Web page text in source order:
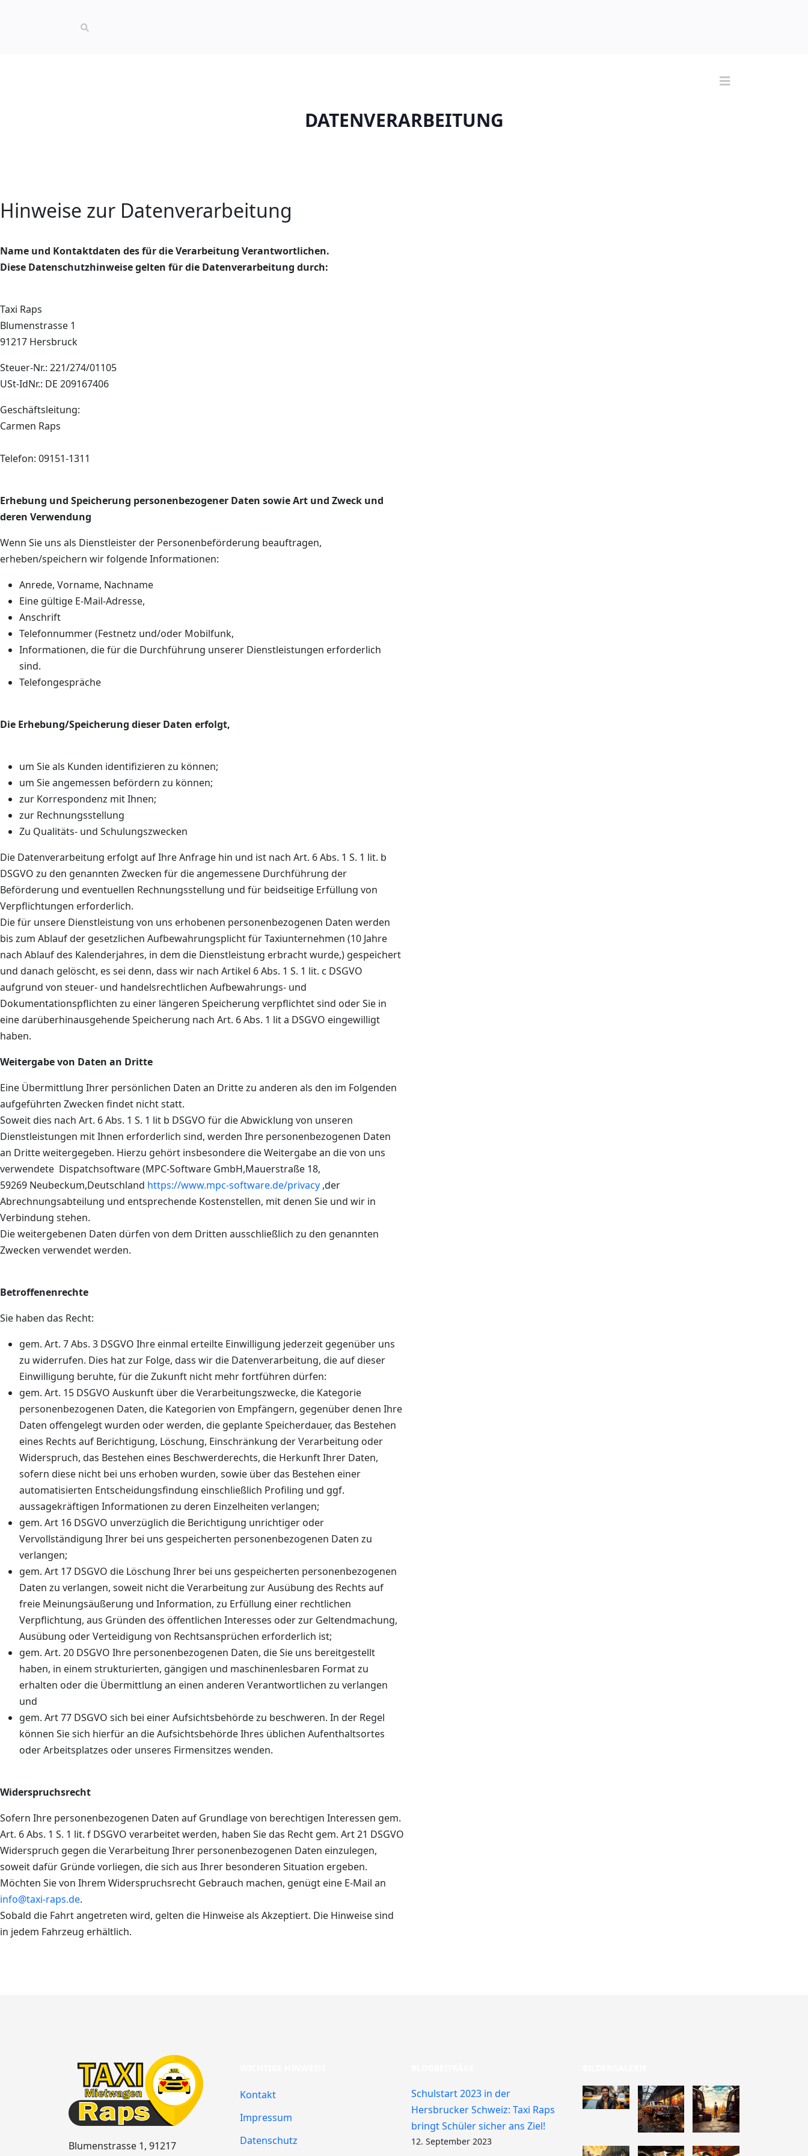
DATENVERARBEITUNG
Hinweise zur Datenverarbeitung
Name und Kontaktdaten des für die Verarbeitung Verantwortlichen.
Diese Datenschutzhinweise gelten für die Datenverarbeitung durch:
Taxi Raps
Blumenstrasse 1
91217 Hersbruck
Steuer-Nr.: 221/274/01105
USt-IdNr.: DE 209167406
Geschäftsleitung:
Carmen Raps
Telefon: 09151-1311
Erhebung und Speicherung personenbezogener Daten sowie Art und Zweck und
deren Verwendung
Wenn Sie uns als Dienstleister der Personenbeförderung beauftragen,
erheben/speichern wir folgende Informationen:
Anrede, Vorname, Nachname
Eine gültige E-Mail-Adresse,
Anschrift
Telefonnummer (Festnetz und/oder Mobilfunk,
Informationen, die für die Durchführung unserer Dienstleistungen erforderlich
sind.
Telefongespräche
Die Erhebung/Speicherung dieser Daten erfolgt,
um Sie als Kunden identifizieren zu können;
um Sie angemessen befördern zu können;
zur Korrespondenz mit Ihnen;
zur Rechnungsstellung
Zu Qualitäts- und Schulungszwecken
Die Datenverarbeitung erfolgt auf Ihre Anfrage hin und ist nach Art. 6 Abs. 1 S. 1 lit. b
DSGVO zu den genannten Zwecken für die angemessene Durchführung der
Beförderung und eventuellen Rechnungsstellung und für beidseitige Erfüllung von
Verpflichtungen erforderlich.
Die für unsere Dienstleistung von uns erhobenen personenbezogenen Daten werden
bis zum Ablauf der gesetzlichen Aufbewahrungsplicht für Taxiunternehmen (10 Jahre
nach Ablauf des Kalenderjahres, in dem die Dienstleistung erbracht wurde,) gespeichert
und danach gelöscht, es sei denn, dass wir nach Artikel 6 Abs. 1 S. 1 lit. c DSGVO
aufgrund von steuer- und handelsrechtlichen Aufbewahrungs- und
Dokumentationspflichten zu einer längeren Speicherung verpflichtet sind oder Sie in
eine darüberhinausgehende Speicherung nach Art. 6 Abs. 1 lit a DSGVO eingewilligt
haben.
Weitergabe von Daten an Dritte
Eine Übermittlung Ihrer persönlichen Daten an Dritte zu anderen als den im Folgenden
aufgeführten Zwecken findet nicht statt.
Soweit dies nach Art. 6 Abs. 1 S. 1 lit b DSGVO für die Abwicklung von unseren
Dienstleistungen mit Ihnen erforderlich sind, werden Ihre personenbezogenen Daten
an Dritte weitergegeben. Hierzu gehört insbesondere die Weitergabe an die von uns
verwendete Dispatchsoftware (MPC-Software GmbH,Mauerstraße 18,
59269 Neubeckum,Deutschland https://www.mpc-software.de/privacy ,der
Abrechnungsabteilung und entsprechende Kostenstellen, mit denen Sie und wir in
Verbindung stehen.
Die weitergebenen Daten dürfen von dem Dritten ausschließlich zu den genannten
Zwecken verwendet werden.
Betroffenenrechte
Sie haben das Recht:
gem. Art. 7 Abs. 3 DSGVO Ihre einmal erteilte Einwilligung jederzeit gegenüber uns
zu widerrufen. Dies hat zur Folge, dass wir die Datenverarbeitung, die auf dieser
Einwilligung beruhte, für die Zukunft nicht mehr fortführen dürfen:
gem. Art. 15 DSGVO Auskunft über die Verarbeitungszwecke, die Kategorie
personenbezogenen Daten, die Kategorien von Empfängern, gegenüber denen Ihre
Daten offengelegt wurden oder werden, die geplante Speicherdauer, das Bestehen
eines Rechts auf Berichtigung, Löschung, Einschränkung der Verarbeitung oder
Widerspruch, das Bestehen eines Beschwerderechts, die Herkunft Ihrer Daten,
sofern diese nicht bei uns erhoben wurden, sowie über das Bestehen einer
automatisierten Entscheidungsfindung einschließlich Profiling und ggf.
aussagekräftigen Informationen zu deren Einzelheiten verlangen;
gem. Art 16 DSGVO unverzüglich die Berichtigung unrichtiger oder
Vervollständigung Ihrer bei uns gespeicherten personenbezogenen Daten zu
verlangen;
gem. Art 17 DSGVO die Löschung Ihrer bei uns gespeicherten personenbezogenen
Daten zu verlangen, soweit nicht die Verarbeitung zur Ausübung des Rechts auf
freie Meinungsäußerung und Information, zu Erfüllung einer rechtlichen
Verpflichtung, aus Gründen des öffentlichen Interesses oder zur Geltendmachung,
Ausübung oder Verteidigung von Rechtsansprüchen erforderlich ist;
gem. Art. 20 DSGVO Ihre personenbezogenen Daten, die Sie uns bereitgestellt
haben, in einem strukturierten, gängigen und maschinenlesbaren Format zu
erhalten oder die Übermittlung an einen anderen Verantwortlichen zu verlangen
und
gem. Art 77 DSGVO sich bei einer Aufsichtsbehörde zu beschweren. In der Regel
können Sie sich hierfür an die Aufsichtsbehörde Ihres üblichen Aufenthaltsortes
oder Arbeitsplatzes oder unseres Firmensitzes wenden.
Widerspruchsrecht
Sofern Ihre personenbezogenen Daten auf Grundlage von berechtigen Interessen gem.
Art. 6 Abs. 1 S. 1 lit. f DSGVO verarbeitet werden, haben Sie das Recht gem. Art 21 DSGVO
Widerspruch gegen die Verarbeitung Ihrer personenbezogenen Daten einzulegen,
soweit dafür Gründe vorliegen, die sich aus Ihrer besonderen Situation ergeben.
Möchten Sie von Ihrem Widerspruchsrecht Gebrauch machen, genügt eine E-Mail an
info@taxi-raps.de.
Sobald die Fahrt angetreten wird, gelten die Hinweise als Akzeptiert. Die Hinweise sind
in jedem Fahrzeug erhältlich.
Blumenstrasse 1, 91217
Kontakt
Impressum
Datenschutz
Schulstart 2023 in der
Hersbrucker Schweiz: Taxi Raps
bringt Schüler sicher ans Ziel!
12. September 2023